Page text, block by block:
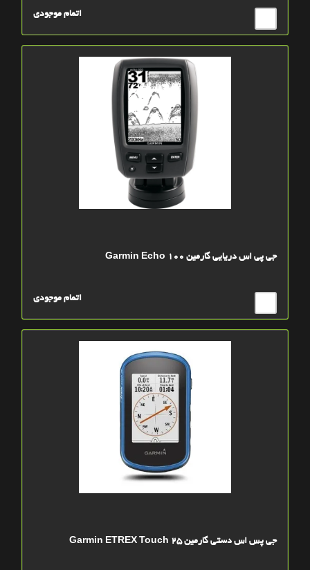
اتمام موجودی
جی پی اس دریایی گارمین Garmin Echo 100
اتمام موجودی
جی پس اس دستی گارمین Garmin ETREX Touch 25